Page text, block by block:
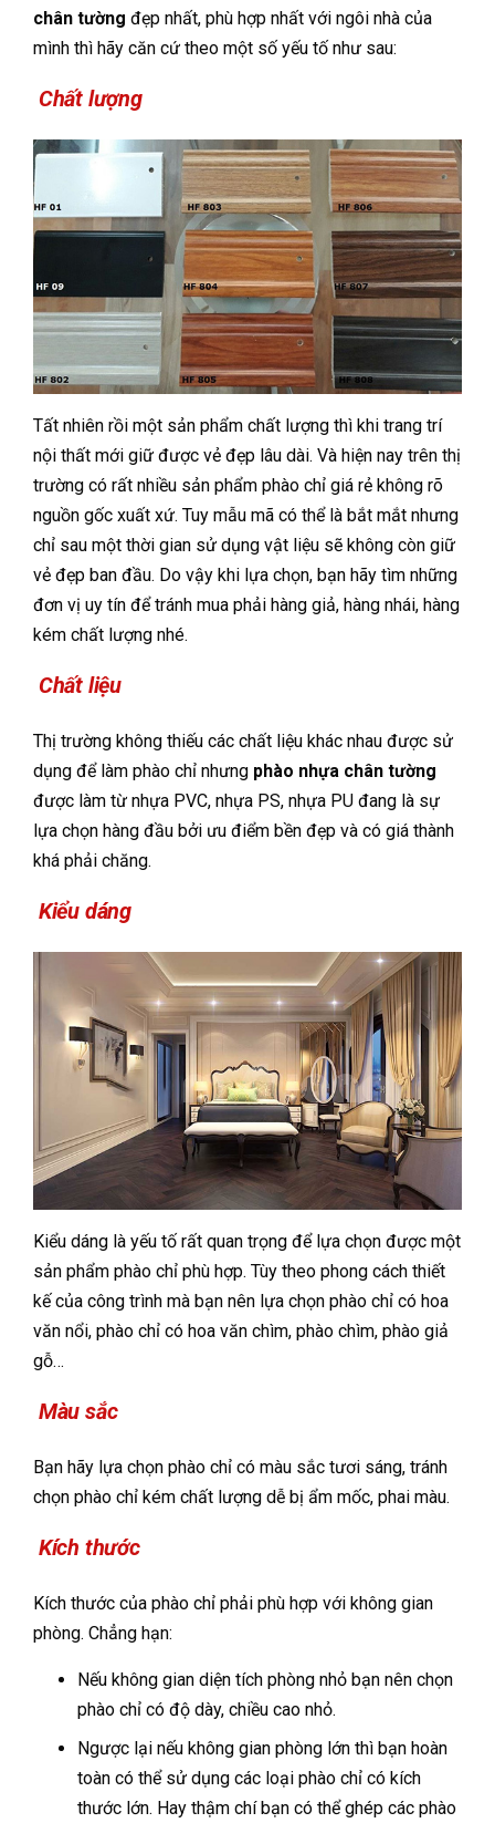
chân tường đẹp nhất, phù hợp nhất với ngôi nhà của
mình thì hãy căn cứ theo một số yếu tố như sau:
Chất lượng
Tất nhiên rồi một sản phẩm chất lượng thì khi trang trí
nội thất mới giữ được vẻ đẹp lâu dài. Và hiện nay trên thị
trường có rất nhiều sản phẩm phào chỉ giá rẻ không rõ
nguồn gốc xuất xứ. Tuy mẫu mã có thể là bắt mắt nhưng
chỉ sau một thời gian sử dụng vật liệu sẽ không còn giữ
vẻ đẹp ban đầu. Do vậy khi lựa chọn, bạn hãy tìm những
đơn vị uy tín để tránh mua phải hàng giả, hàng nhái, hàng
kém chất lượng nhé.
Chất liệu
Thị trường không thiếu các chất liệu khác nhau được sử
dụng để làm phào chỉ nhưng phào nhựa chân tường
được làm từ nhựa PVC, nhựa PS, nhựa PU đang là sự
lựa chọn hàng đầu bởi ưu điểm bền đẹp và có giá thành
khá phải chăng.
Kiểu dáng
Kiểu dáng là yếu tố rất quan trọng để lựa chọn được một
sản phẩm phào chỉ phù hợp. Tùy theo phong cách thiết
kế của công trình mà bạn nên lựa chọn phào chỉ có hoa
văn nổi, phào chỉ có hoa văn chìm, phào chìm, phào giả
gỗ…
Màu sắc
Bạn hãy lựa chọn phào chỉ có màu sắc tươi sáng, tránh
chọn phào chỉ kém chất lượng dễ bị ẩm mốc, phai màu.
Kích thước
Kích thước của phào chỉ phải phù hợp với không gian
phòng. Chẳng hạn:
Nếu không gian diện tích phòng nhỏ bạn nên chọn
phào chỉ có độ dày, chiều cao nhỏ.
Ngược lại nếu không gian phòng lớn thì bạn hoàn
toàn có thể sử dụng các loại phào chỉ có kích
thước lớn. Hay thậm chí bạn có thể ghép các phào